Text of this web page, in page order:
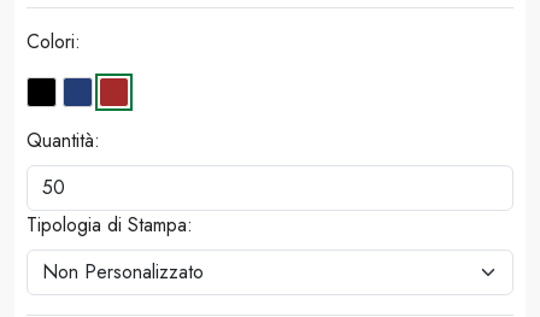
Colori:
Quantità:
Tipologia di Stampa: